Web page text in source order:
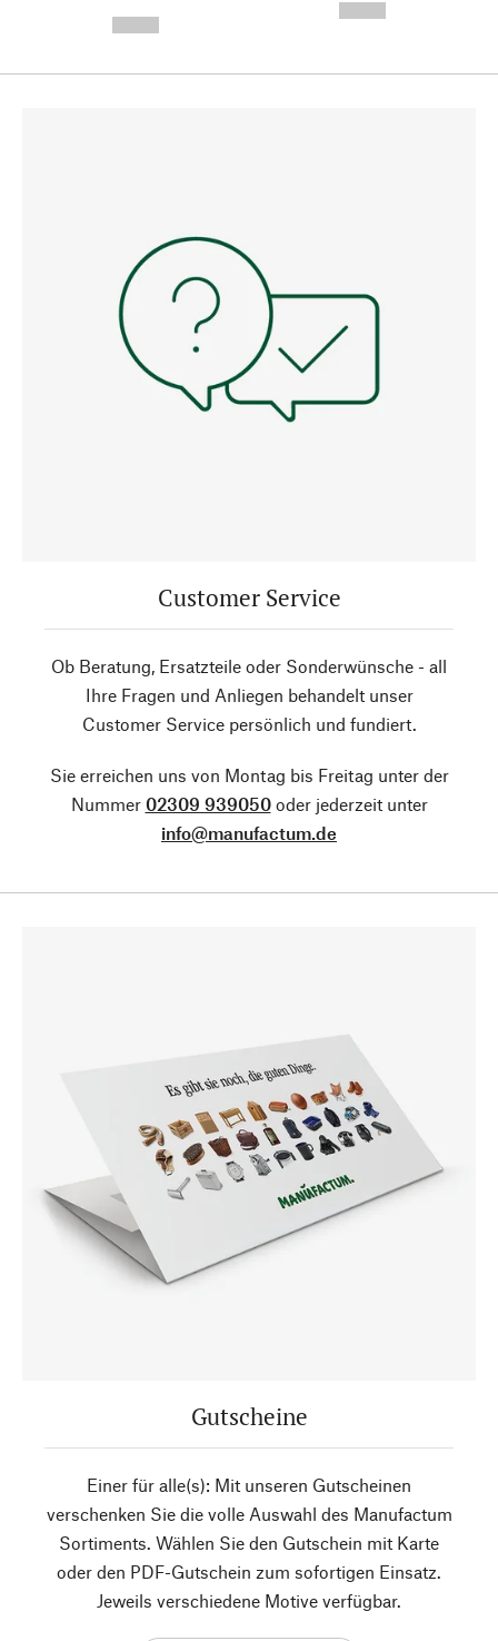
Customer Service
Ob Beratung, Ersatzteile oder Sonderwünsche - all
Ihre Fragen und Anliegen behandelt unser
Customer Service persönlich und fundiert.
Sie erreichen uns von Montag bis Freitag unter der
Nummer 02309 939050oder jederzeit unter
info@manufactum.de
Gutscheine
Einer für alle(s): Mit unseren Gutscheinen
verschenken Sie die volle Auswahl des Manufactum
Sortiments. Wählen Sie den Gutschein mit Karte
oder den PDF-Gutschein zum sofortigen Einsatz.
Jeweils verschiedene Motive verfügbar.